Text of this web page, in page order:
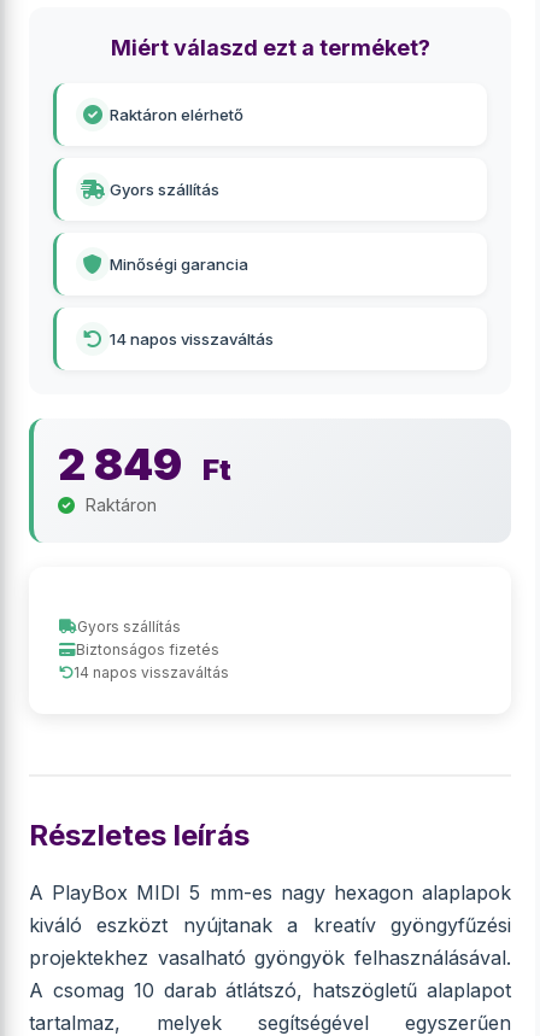
Miért válaszd ezt a terméket?
Raktáron elérhető
Gyors szállítás
Minőségi garancia
14 napos visszaváltás
2 849 Ft
Raktáron
Gyors szállítás
Biztonságos fizetés
14 napos visszaváltás
Részletes leírás
A PlayBox MIDI 5 mm-es nagy hexagon alaplapok
kiváló eszközt nyújtanak a kreatív gyöngyfűzési
projektekhez vasalható gyöngyök felhasználásával.
A csomag 10 darab átlátszó, hatszögletű alaplapot
tartalmaz, melyek segítségével egyszerűen